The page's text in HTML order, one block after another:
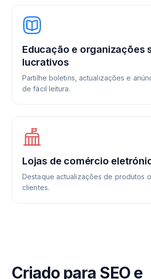
Educação e organizações
lucrativos
Partilhe boletins, actualizações e
de fácil leitura.
Lojas de comércio
Destaque actualizações de produtos
clientes.
Criado para SEO e